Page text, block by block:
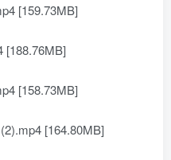
[159.73MB]
[158.73MB]
[164.80MB]